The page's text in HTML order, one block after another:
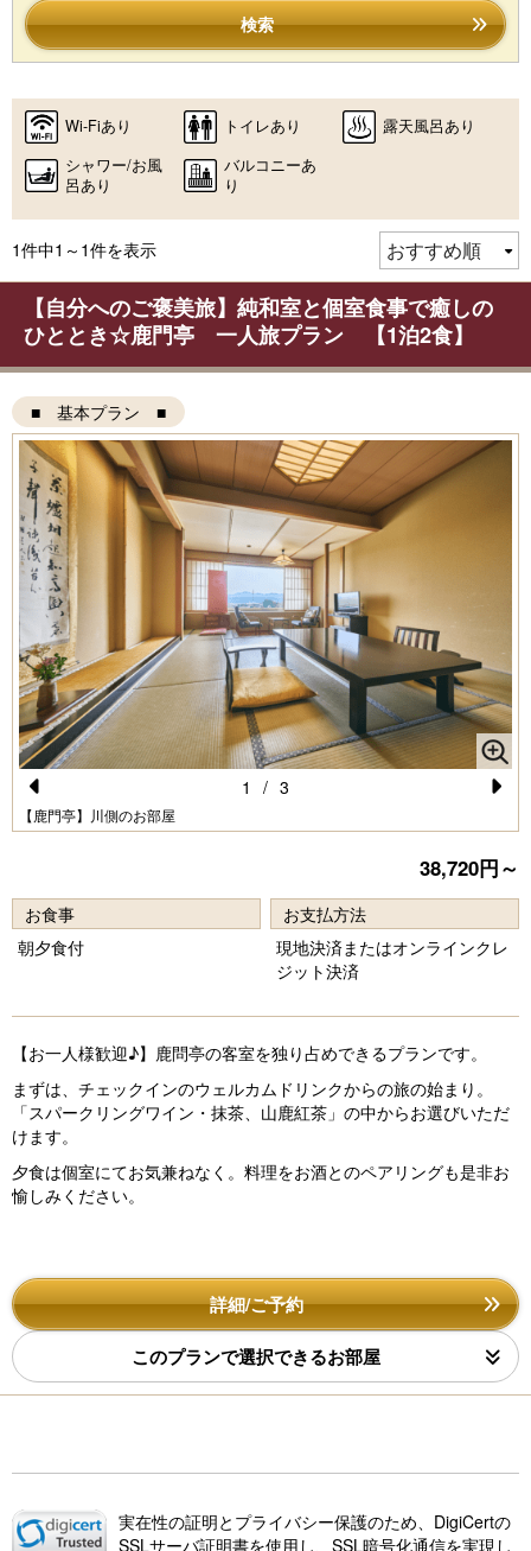
検索
Wi-Fiあり トイレあり
露天風呂あり
シャワー/お風
呂あり
バルコニーあ
り
1件中1～1件を表示
【自分へのご褒美旅】純和室と個室食事で癒しの
ひととき☆鹿門亭 一人旅プラン 【1泊2食】
■ 基本プラン ■
Pr
o
u
【鹿門亭】川側のお部屋
e
xt
1 / 3
38,720円～
お食事
朝夕食付
お支払方法
現地決済またはオンラインクレ
ジット決済
【お一人様歓迎♪】鹿問亭の客室を独り占めできるプランです。
まずは、チェックインのウェルカムドリンクからの旅の始まり。
「スパークリングワイン・抹茶、山鹿紅茶」の中からお選びいただ
けます。
夕食は個室にてお気兼ねなく。料理をお酒とのペアリングも是非お
愉しみください。
詳細/ご予約
このプランで選択できるお部屋
実在性の証明とプライバシー保護のため、DigiCertの
SSLサーバ証明書を使用し、SSL暗号化通信を実現し